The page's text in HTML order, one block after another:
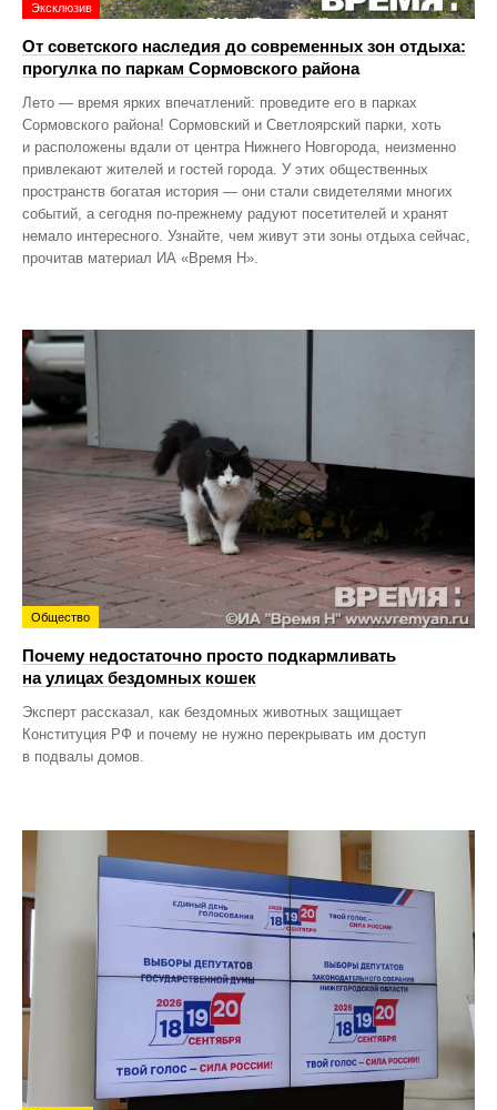
Эксклюзив
От советского наследия до современных зон отдыха:
прогулка по паркам Сормовского района
Лето — время ярких впечатлений: проведите его в парках
Сормовского района! Сормовский и Светлоярский парки, хоть
и расположены вдали от центра Нижнего Новгорода, неизменно
привлекают жителей и гостей города. У этих общественных
пространств богатая история — они стали свидетелями многих
событий, а сегодня по‑прежнему радуют посетителей и хранят
немало интересного. Узнайте, чем живут эти зоны отдыха сейчас,
прочитав материал ИА «Время Н».
Общество
Почему недостаточно просто подкармливать
на улицах бездомных кошек
Эксперт рассказал, как бездомных животных защищает
Конституция РФ и почему не нужно перекрывать им доступ
в подвалы домов.